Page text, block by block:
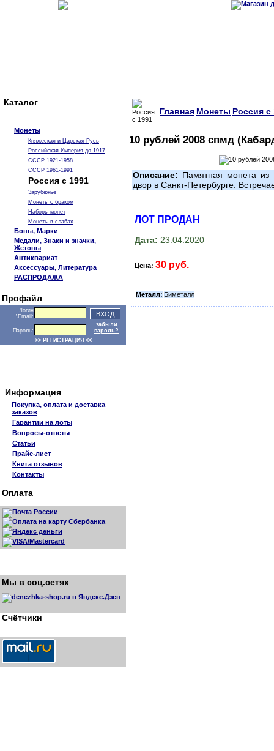
Каталог
Монеты
Княжеская и Царская Русь
Российская Империя до 1917
СССР 1921-1958
СССР 1961-1991
Россия с 1991
Зарубежье
Монеты с браком
Наборы монет
Монеты в слабах
Боны, Марки
Медали, Знаки и значки,
Жетоны
Антиквариат
Аксессуары, Литература
РАСПРОДАЖА
Профайл
Логин
\Email:
Пароль:
забыли
пароль?
>> РЕГИСТРАЦИЯ <<
Информация
Покупка, оплата и доставка
заказов
Гарантии на лоты
Вопросы-ответы
Статьи
Прайс-лист
Книга отзывов
Контакты
Оплата
Мы в соц.сетях
Счётчики
Главная Монеты Россия с
10 рублей 2008 спмд
Описание: Памятная монета из
двор в Санкт-Петербурге.
ЛОТ ПРОДАН
Дата: 23.04.2020
Цена: 30 руб.
Металл: Биметалл